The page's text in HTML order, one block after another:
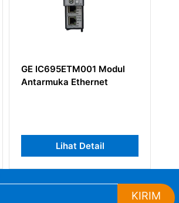
GE IC660BBA026 Modul
I/O
Lihat Detail
KIRIM